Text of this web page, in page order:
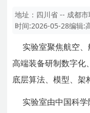
地址： 四川省 -- 成都市
时间:2026-05-28编辑:
实验室聚焦航空
高端装备研制数字化
底层算法、模型、架
实验室由中国科